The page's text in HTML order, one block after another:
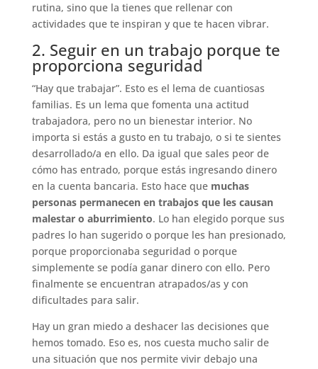
rutina, sino que la tienes que rellenar con
actividades que te inspiran y que te hacen vibrar.
2. Seguir en un trabajo porque te
proporciona seguridad
“Hay que trabajar”. Esto es el lema de cuantiosas
familias. Es un lema que fomenta una actitud
trabajadora, pero no un bienestar interior. No
importa si estás a gusto en tu trabajo, o si te sientes
desarrollado/a en ello. Da igual que sales peor de
cómo has entrado, porque estás ingresando dinero
en la cuenta bancaria. Esto hace que muchas
personas permanecen en trabajos que les causan
malestar o aburrimiento. Lo han elegido porque sus
padres lo han sugerido o porque les han presionado,
porque proporcionaba seguridad o porque
simplemente se podía ganar dinero con ello. Pero
finalmente se encuentran atrapados/as y con
dificultades para salir.
Hay un gran miedo a deshacer las decisiones que
hemos tomado. Eso es, nos cuesta mucho salir de
una situación que nos permite vivir debajo una